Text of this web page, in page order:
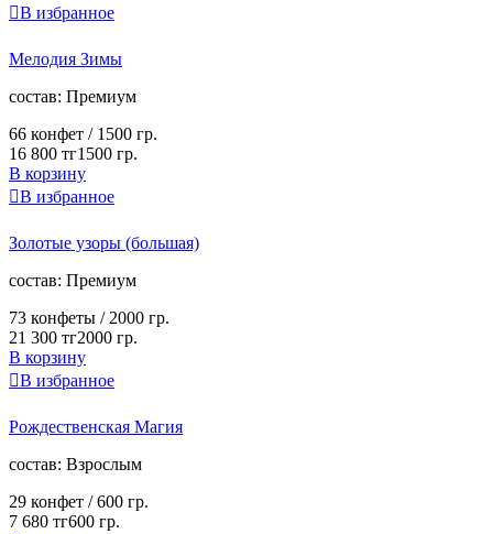
В избранное
Мелодия Зимы
cостав: Премиум
66 конфет / 1500 гр.
16 800 тг1500 гр.
В корзину
В избранное
Золотые узоры (большая)
cостав: Премиум
73 конфеты / 2000 гр.
21 300 тг2000 гр.
В корзину
В избранное
Рождественская Магия
cостав: Взрослым
29 конфет /600 гр.
7 680 тг600 гр.